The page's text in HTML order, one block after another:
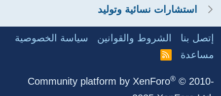
استشارات نسائية وتوليد
إتصل بنا الشروط والقوانين
سياسة الخصوصية
مساعدة
R
Community platform by XenForo® © 2010-